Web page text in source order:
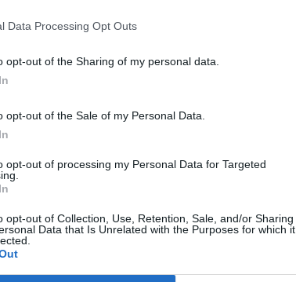
Data Processing Opt Outs
opt-out of the Sharing of my personal data.
opt-out of the Sale of my Personal Data.
opt-out of processing my Personal Data for Targeted
opt-out of Collection, Use, Retention, Sale, and/or Sharing
Data that Is Unrelated with the Purposes for which it
Ελλάδα
τις εταιρείες προμήθειας
ΟΙΚΟΝΟΜΙΑ